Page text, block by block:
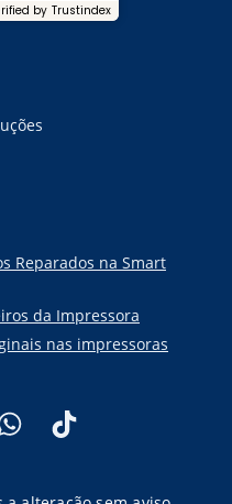
by Trustindex
Reparados na Smart
da Impressora
nas impressoras